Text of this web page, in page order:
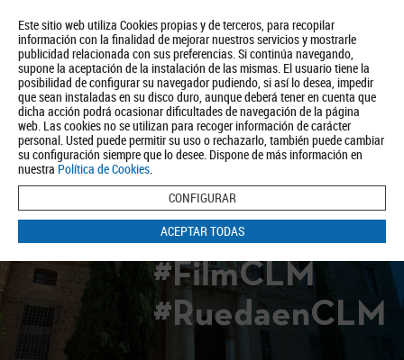
Este sitio web utiliza Cookies propias y de terceros, para recopilar
información con la finalidad de mejorar nuestros servicios y mostrarle
publicidad relacionada con sus preferencias. Si continúa navegando,
supone la aceptación de la instalación de las mismas. El usuario tiene la
posibilidad de configurar su navegador pudiendo, si así lo desea, impedir
que sean instaladas en su disco duro, aunque deberá tener en cuenta que
dicha acción podrá ocasionar dificultades de navegación de la página
web. Las cookies no se utilizan para recoger información de carácter
personal. Usted puede permitir su uso o rechazarlo, también puede cambiar
su configuración siempre que lo desee. Dispone de más información en
nuestra Política de Cookies.
CONFIGURAR
ACEPTAR TODAS
Quiénes somos Turismo Política de Privacidad Aviso Legal
Política de Cookies
BUSCAR
#FilmCLM
#RuedaenCLM